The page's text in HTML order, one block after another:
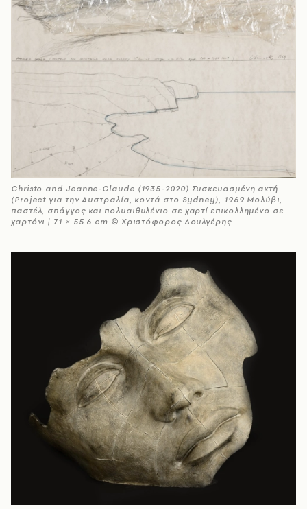
Christo and Jeanne-Claude (1935-2020) Συσκευασμένη ακτή
(Project για την Αυστραλία, κοντά στο Sydney), 1969 Μολύβι,
παστέλ, σπάγγος και πολυαιθυλένιο σε χαρτί επικολλημένο σε
χαρτόνι | 71 × 55.6 cm © Χριστόφορος Δουλγέρης